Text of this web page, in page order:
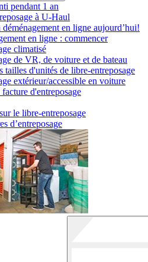
pendant 1 an
à U-Haul
en ligne aujourd’hui!
en ligne : commencer
climatisé
de VR, de voiture et de bateau
tailles d'unités de libre-entreposage
extérieur/accessible en voiture
d'entreposage
le libre-entreposage
d’entreposage